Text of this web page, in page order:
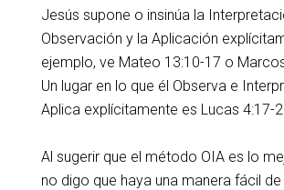
Jesús supone o insinúa la
Observación y la Aplicación
ejemplo, ve Mateo 13:10-17 o
Un lugar en lo que él Observa e
Aplica explícitamente es Lucas 4:17-
Al sugerir que el método OIA es lo
no digo que haya una manera fácil